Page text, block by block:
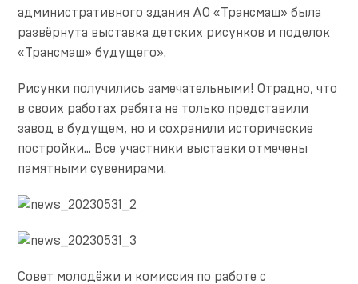
административного здания АО «Трансмаш» была
развёрнута выставка детских рисунков и поделок
«Трансмаш» будущего».
Рисунки получились замечательными! Отрадно, что
в своих работах ребята не только представили
завод в будущем, но и сохранили исторические
постройки… Все участники выставки отмечены
памятными сувенирами.
Совет молодёжи и комиссия по работе с